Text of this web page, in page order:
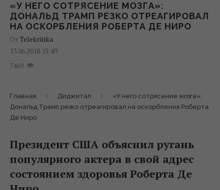
«У НЕГО СОТРЯСЕНИЕ МОЗГА»:
ДОНАЛЬД ТРАМП РЕЗКО ОТРЕАГИРОВАЛ
НА ОСКОРБЛЕНИЯ РОБЕРТА ДЕ НИРО
От Telekritika
13.06.2018 15:49
7469
Главная Диджитал
«У него сотрясение мозга»:
Дональд Трамп резко отреагировал на оскорбления Роберта
Де Ниро
Президент США объяснил ругань
популярного актера в свой адрес
состоянием здоровья Роберта Де